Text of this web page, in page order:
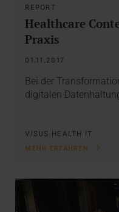
REPORT
Healthcare
Praxis
01.11.2017
Bei der
digitalen
VISUS HEALTH IT
MEHR ERFAHREN